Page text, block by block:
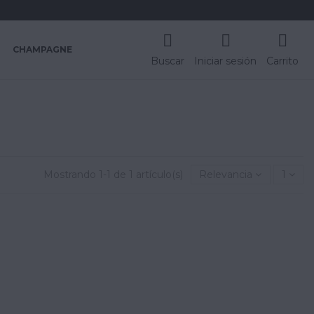
CHAMPAGNE
Buscar Iniciar sesión Carrito